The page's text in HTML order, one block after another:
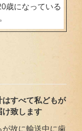
歳になっている
すべて私どもが
け致します
故に輸送中に歯